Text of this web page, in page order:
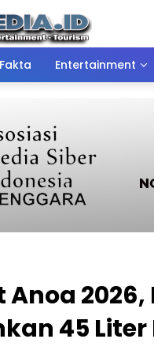
Entertainment
Anoa
45